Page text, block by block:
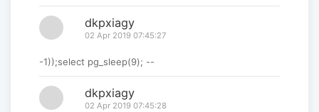
dkpxiagy
02 Apr 2019 07:45:27
-1));select pg_sleep(9); --
dkpxiagy
02 Apr 2019 07:45:28